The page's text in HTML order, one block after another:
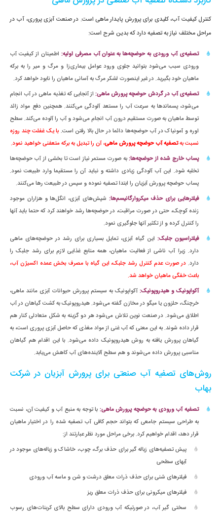
کنترل کیفیت آب، کلیدی برای پرورش پایدار ماهی است. در صنعت آبزی پروری، آب در
مراحل مختلف نیاز به تصفیه دارد که بدین شرح است:
تصفیه‌ی آب ورودی به حوضچه‌ها به عنوان آب مصرفی اولیه: اطمینان از کیفیت آب
ورودی سبب می‌شود بتوانید جلوی ورود عوامل بیماری‌زا و مرگ و میر را به برکه
ماهیان خود بگیرید. در غیر اینصورت لشکر مرگ به آسانی ماهیان را نابود خواهد کرد.
تصفیه‌ی آب در گردش حوضچه پرورش ماهی:از آنجایی که تغذیه ماهی در آب انجام
می‌شود، پسماندها به سرعت آب را مستعد آلودگی می‌کنند. همچنین دفع مواد زائد
توسط ماهیان به صورت مستقیم درون آب انجام می‌شود و آب را آلوده می‌کند. سطح
اوره و آمونیاک در آب حوضچه‌ها دائما در حال بالا رفتن است. با یک غفلت چند روزه
نسبت بهتصفیه آب حوضچه پرورش ماهی، آن را تبدیل به برکه متعفنی خواهید نمود.
پساب خارج شده از حوضچه‌ها:به صورت مستمر نیاز است تا بخشی از آب حوضچه‌ها
تخلیه شود. این آب آلودگی زیادی داشته و نباید آن را مستقیما وارد طبیعت نمود.
پساب حوضچه پرورش آبزیان را ابتدا تصفیه نموده و سپس در طبیعت رها می‌کنند.
فیلترهایی برای حذف میکروارگانیسم‌ها: شپش‌های آبزی، انگل‌ها و هزاران موجود
زنده کوچک، حتی در صورت مراقبت، در حوضچه‌ها رشد خواهند کرد که حتما باید آنها
را کنترل کرده و از تکثیر آنها جلوگیری نمود.
فیلتراسیون جلبک: این گیاه آبزی، تمایل بسیاری برای رشد در حوضچه‌های ماهی
دارد. زیرا آب ناشی از فعالیت ماهیان، همه منابع غذایی لازم برای رشد جلبک را
دارد. در صورت عدم کنترل رشد جلبک، این گیاه با مصرف بخش عمده اکسیژن آب،
باعث خفگی ماهیان خواهد شد.
آکواپونیک و هیدروپونیک: آکواپونیک به سیستم پرورش حیوانات آبزی مانند ماهی،
خرچنگ، حلزون یا میگو در مخازن گفته می‌شود. هیدروپونیک به کشت گیاهان در آب
اطلاق می‌شود. در صنعت نوین تلاش می‌شود هر دو گزینه به شکل متعادلی کنار هم
قرار داده شوند. به این معنی که آب غنی از مواد مغذی که حاصل آبزی پروری است، به
گیاهان پرورش یافته به روش هیدروپونیک داده می‌شود. با این اقدام هم گیاهان
مناسبی پرورش داده می‌شوند و هم سطح آلاینده‌های آب کاهش می‌یابد.
روش‌های تصفیه آب صنعتی برای پرورش آبزیان در شرکت
بهاب
تصفیه آب ورودی به حوضچه پرورش ماهی: با توجه به منبع آب و کیفیت آن، نسبت
به طراحی سیستم جامعی که بتواند حجم کافی آب تصفیه شده را در اختیار ماهیان
قرار دهد، اقدام خواهیم کرد. برخی مراحل مورد نظر عبارتند از:
پیش تصفیه‌های زباله گیر برای حذف برگ، چوب، خاشاک و زباله‌های موجود در
آبهای سطحی
فیلترهای شنی برای حذف ذرات معلق درشت و شن و ماسه آب ورودی
فیلترهای میکرونی برای حذف ذرات معلق ریز
سختی گیر آب، در صورتیکه آب ورودی دارای سطح بالای کربنات‌های رسوب